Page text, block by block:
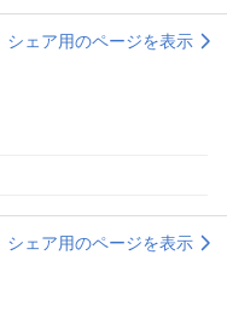
シェア用のページを表示
シェア用のページを表示